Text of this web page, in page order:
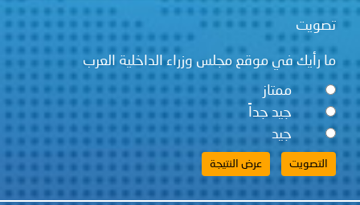
تصويت
ما رأيك في موقع مجلس وزراء الداخلية العرب
ممتاز
جيد جداً
جيد